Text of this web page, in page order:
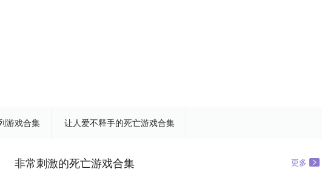
游戏合集 让人爱不释手的死亡游戏合集
非常刺激的死亡游戏合集 更多